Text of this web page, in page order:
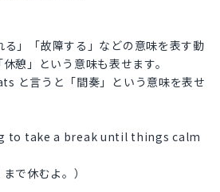
」「故障する」などの意味を表す動
憩」という意味も表せます。
と言うと「間奏」という意味を表せ
to take a break until things calm
で休むよ。）